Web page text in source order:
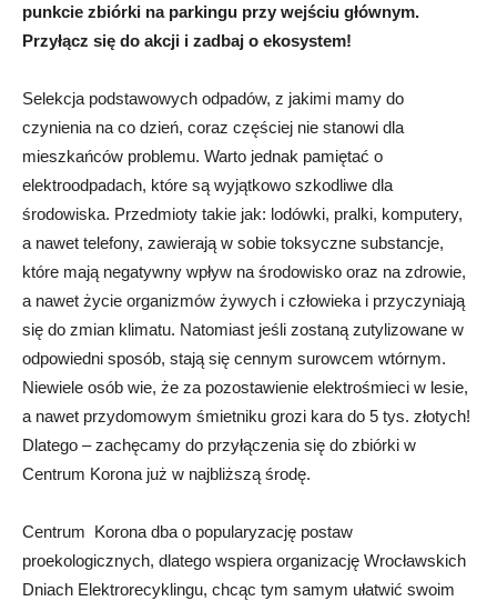
punkcie zbiórki na parkingu przy wejściu głównym.
Przyłącz się do akcji i zadbaj o ekosystem!
Selekcja podstawowych odpadów, z jakimi mamy do
czynienia na co dzień, coraz częściej nie stanowi dla
mieszkańców problemu. Warto jednak pamiętać o
elektroodpadach, które są wyjątkowo szkodliwe dla
środowiska. Przedmioty takie jak: lodówki, pralki, komputery,
a nawet telefony, zawierają w sobie toksyczne substancje,
które mają negatywny wpływ na środowisko oraz na zdrowie,
a nawet życie organizmów żywych i człowieka i przyczyniają
się do zmian klimatu. Natomiast jeśli zostaną zutylizowane w
odpowiedni sposób, stają się cennym surowcem wtórnym.
Niewiele osób wie, że za pozostawienie elektrośmieci w lesie,
a nawet przydomowym śmietniku grozi kara do 5 tys. złotych!
Dlatego – zachęcamy do przyłączenia się do zbiórki w
Centrum Korona już w najbliższą środę.
Centrum Korona dba o popularyzację postaw
proekologicznych, dlatego wspiera organizację Wrocławskich
Dniach Elektrorecyklingu, chcąc tym samym ułatwić swoim